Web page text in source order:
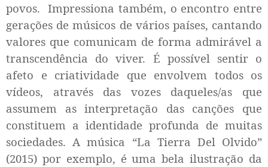
povos. Impressiona também, o encontro entre
gerações de músicos de vários países, cantando
valores que comunicam de forma admirável a
transcendência do viver. É possível sentir o
afeto e criatividade que envolvem todos os
vídeos, através das vozes daqueles/as que
assumem as interpretação das canções que
constituem a identidade profunda de muitas
sociedades. A música “La Tierra Del Olvido”
(2015) por exemplo, é uma bela ilustração da